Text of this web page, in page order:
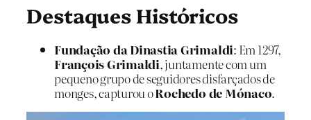
Destaques Históricos
Fundação da Dinastia Grimaldi: Em 1297,
François Grimaldi, juntamente com um
pequeno grupo de seguidores disfarçados de
monges, capturou oRochedo de Mónaco.